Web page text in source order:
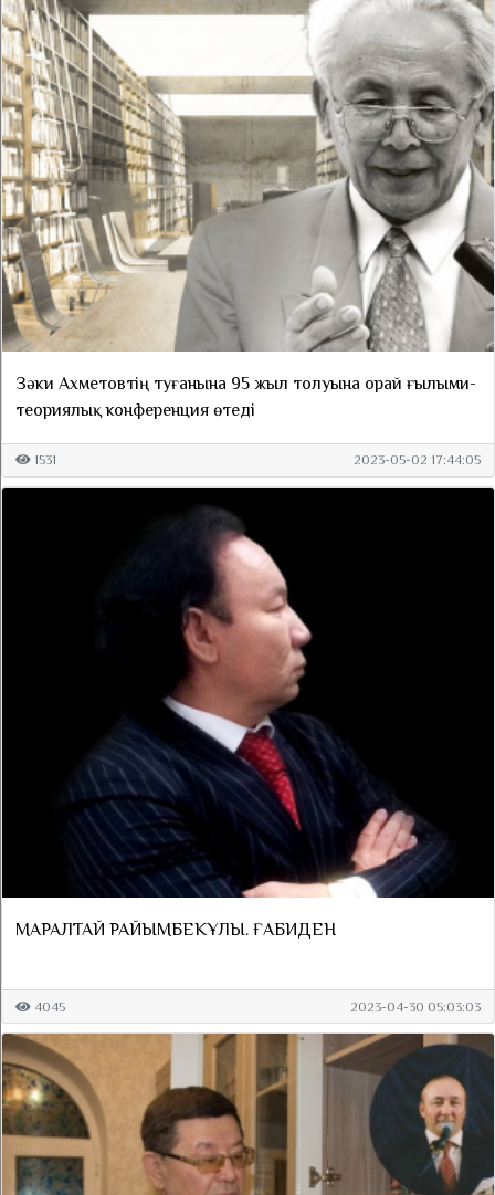
Зәки Ахметовтің туғанына 95 жыл толуына орай ғылыми-
теориялық конференция өтеді
1531 2023-05-02 17:44:05
МАРАЛТАЙ РАЙЫМБЕКҰЛЫ. ҒАБИДЕН
4045 2023-04-30 05:03:03